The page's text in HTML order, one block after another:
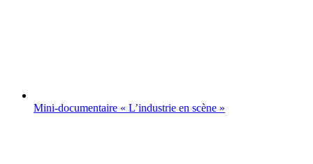
Mini-documentaire « L’industrie en scène »